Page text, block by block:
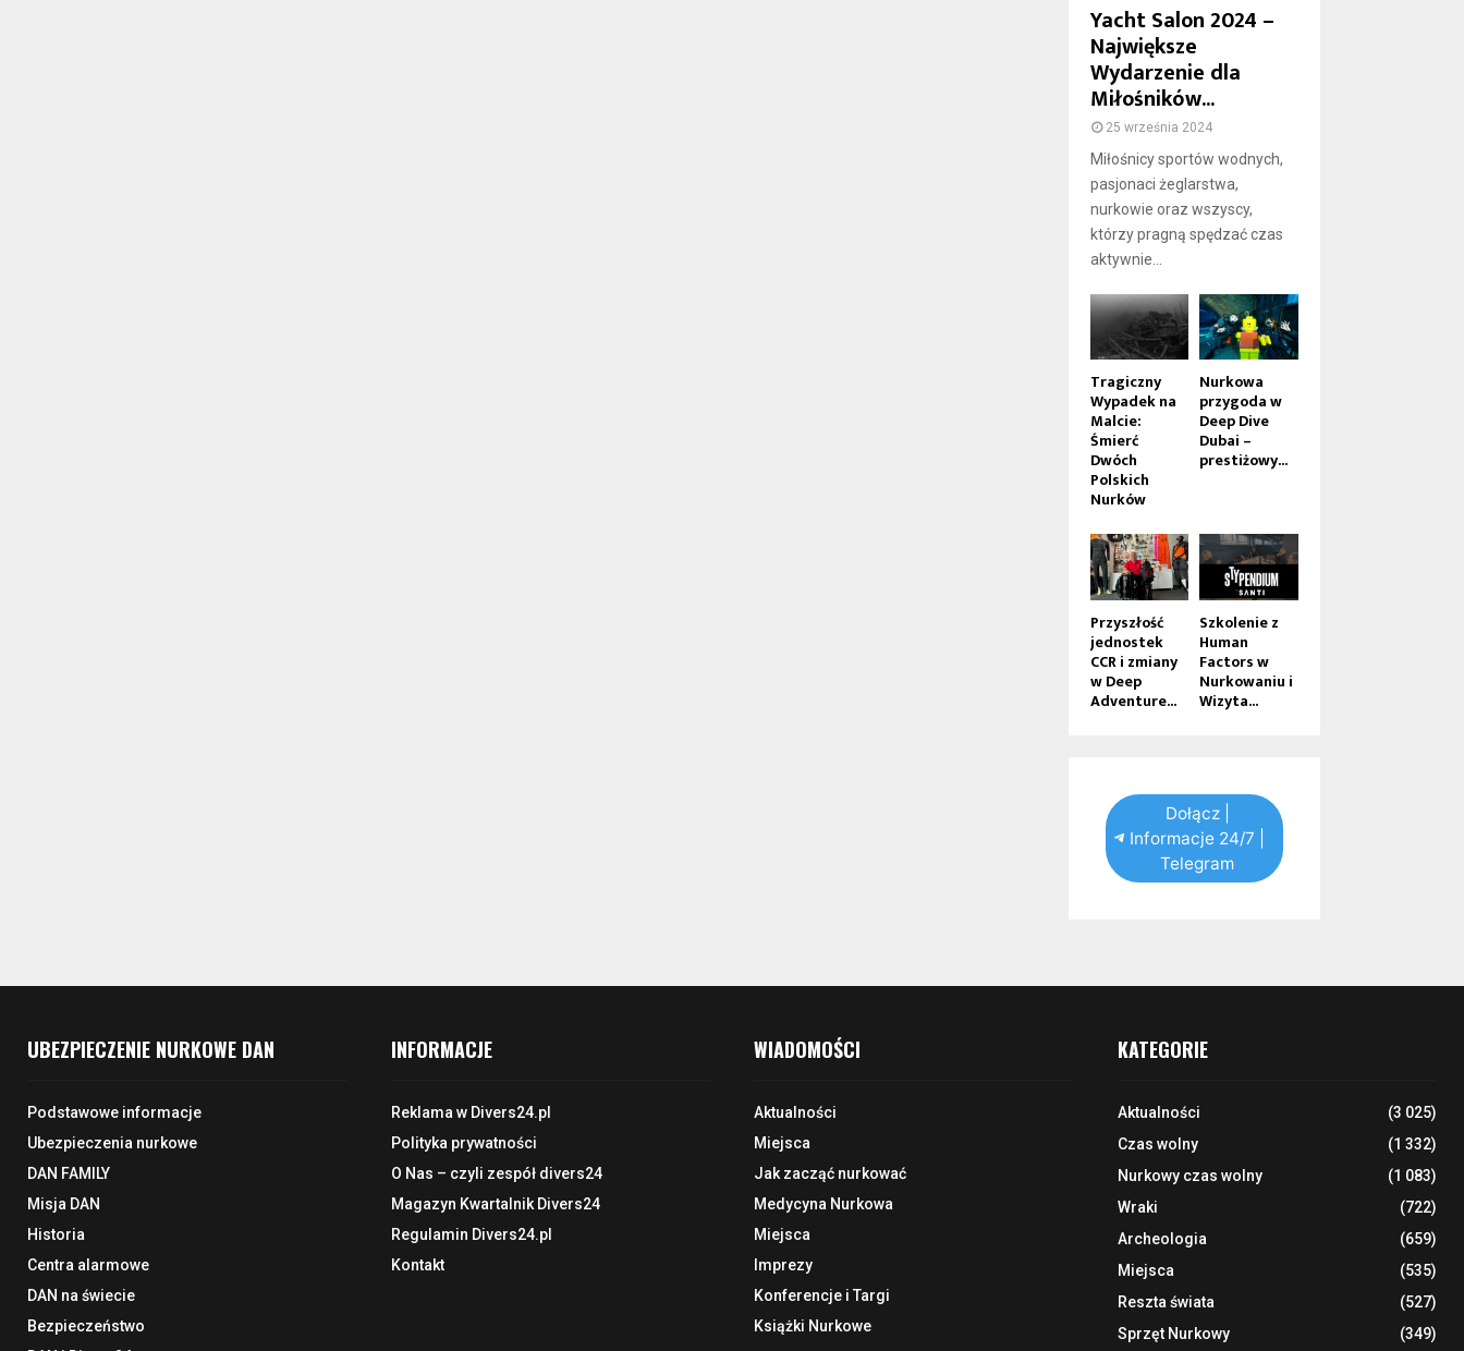
Yacht Salon 2024 –
Największe
Wydarzenie dla
Miłośników...
25 września 2024
Miłośnicy sportów wodnych,
pasjonaci żeglarstwa,
nurkowie oraz wszyscy,
którzy pragną spędzać czas
aktywnie...
Tragiczny
Wypadek na
Malcie:
Śmierć
Dwóch
Polskich
Nurków
Nurkowa
przygoda w
Deep Dive
Dubai –
prestiżowy...
Przyszłość
jednostek
CCR i zmiany
w Deep
Adventure...
Szkolenie z
Human
Factors w
Nurkowaniu i
Wizyta...
Dołącz |
Informacje 24/7 |
Telegram
UBEZPIECZENIE NURKOWE DAN
Podstawowe informacje
Ubezpieczenia nurkowe
DAN FAMILY
Misja DAN
Historia
Centra alarmowe
DAN na świecie
Bezpieczeństwo
INFORMACJE
Reklama w Divers24.pl
Polityka prywatności
O Nas – czyli zespół divers24
Magazyn Kwartalnik Divers24
Regulamin Divers24.pl
Kontakt
WIADOMOŚCI
Aktualności
Miejsca
Jak zacząć nurkować
Medycyna Nurkowa
Miejsca
Imprezy
Konferencje i Targi
Książki Nurkowe
KATEGORIE
Aktualności
(3 025)
Czas wolny
(1 332)
Nurkowy czas wolny
(1 083)
Wraki
(722)
Archeologia
(659)
Miejsca
(535)
Reszta świata
(527)
Sprzęt Nurkowy
(349)